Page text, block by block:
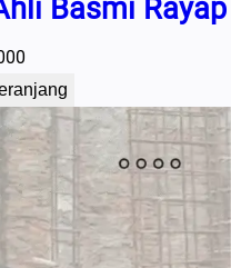
Basmi Rayap